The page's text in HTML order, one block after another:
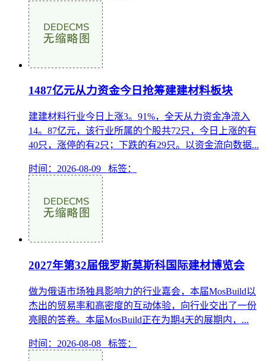
1487亿元从力资金今日抢筹建建材料板块
建建材料行业今日上涨3。91%，全天从力资金净流入
14。87亿元，该行业所属的个股共72只，今日上涨的有
40只，涨停的有2只；下跌的有29只。以资金流向数据...
时间：2026-08-09 标签：
2027年第32届俄罗斯莫斯科国际建材博览会
做为俄语市场独具影响力的行业嘉会，本届MosBuild以
杰出的贸易率和高密度的互动体验，向行业交出了一份
亮眼的答卷。本届MosBuild正在为期4天的展期内，...
时间：2026-08-08 标签：